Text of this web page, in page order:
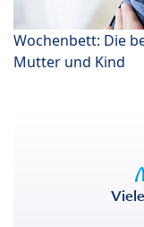
Wochenbett: Die
Mutter und Kind